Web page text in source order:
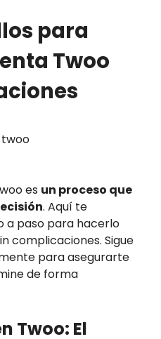
para
Twoo
es un proceso que
. Aquí te
a paso para hacerlo
complicaciones. Sigue
para asegurarte
de forma
Twoo: El